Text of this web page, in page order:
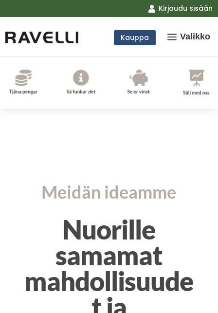
 Kirjaudu sisään
Kauppa a Valikko
Meidän ideamme
Nuorille
samamat
mahdollisuude